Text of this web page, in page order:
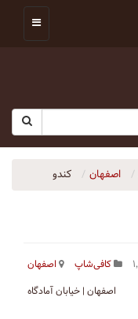
اصفهان كندو
کافی‌شاپ
اصفهان
اصفهان | خیابان آمادگاه